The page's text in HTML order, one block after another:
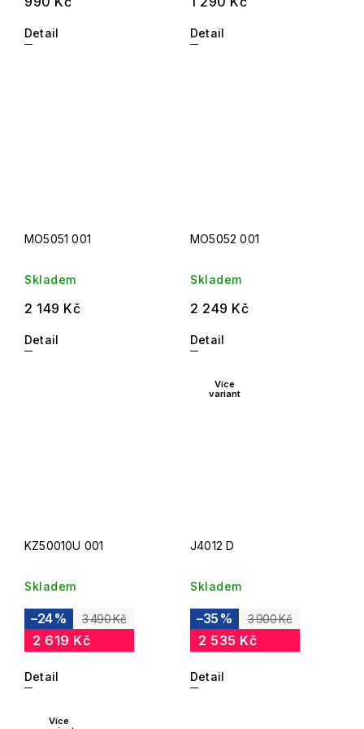
Detail Detail
MO5051 001
Skladem
2 149 Kč
Detail
MO5052 001
Skladem
2 249 Kč
Detail
KZ50010U 001
Skladem
3 490 Kč
–24 %
2 619 Kč
Detail
Více
variant
J4012 D
Skladem
3 900 Kč
–35 %
2 535 Kč
Detail
Více